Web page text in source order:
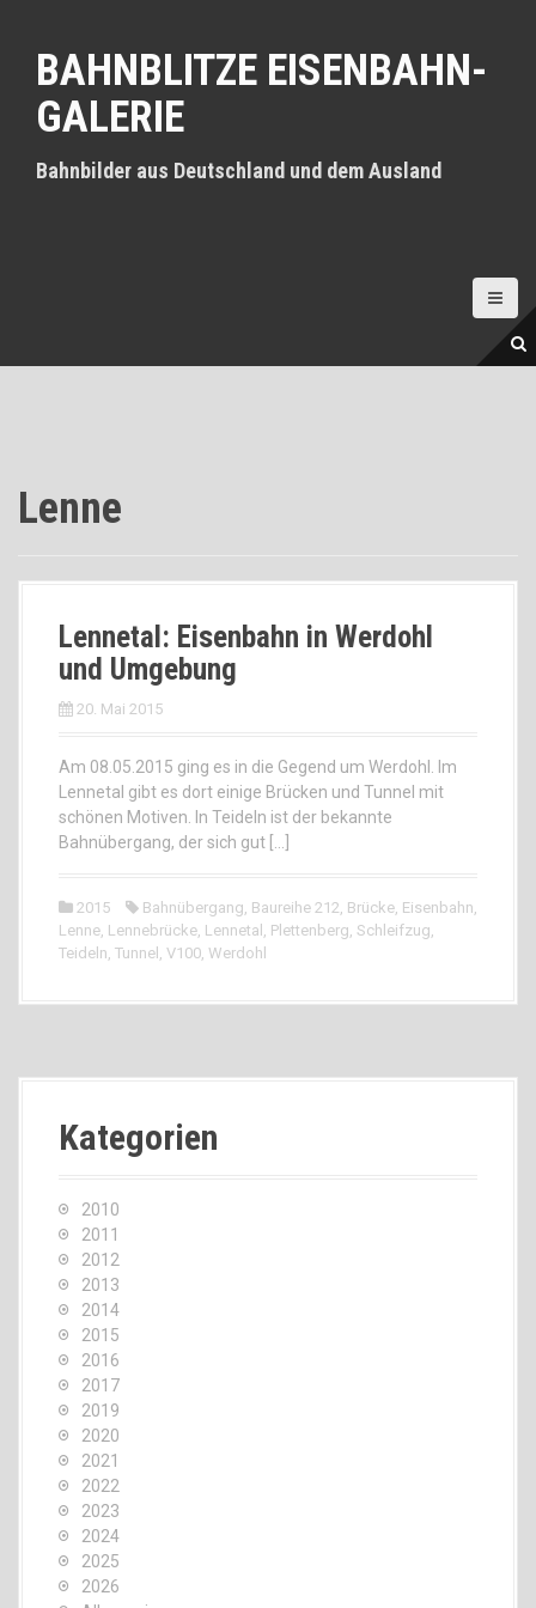
t
BAHNBLITZE EISENBAHN-
GALERIE
Bahnbilder aus Deutschland und dem Ausland
Lenne
Lennetal: Eisenbahn in Werdohl
und Umgebung
20. Mai 2015
Am 08.05.2015 ging es in die Gegend um Werdohl. Im
Lennetal gibt es dort einige Brücken und Tunnel mit
schönen Motiven. In Teideln ist der bekannte
Bahnübergang, der sich gut […]
2015 Bahnübergang, Baureihe 212, Brücke, Eisenbahn,
Lenne, Lennebrücke, Lennetal , Plettenberg, Schleifzug,
Teideln, Tunnel , V100, Werdohl
Kategorien
2010
2011
2012
2013
2014
2015
2016
2017
2019
2020
2021
2022
2023
2024
2025
2026